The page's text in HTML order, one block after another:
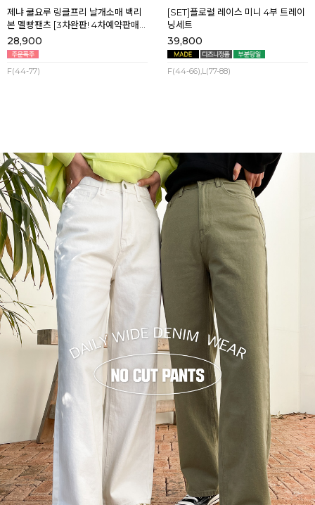
제냐 쿨요루 링클프리 날개소매 백리
본 멜빵팬츠 [3차완판! 4차예약판매]
[네이비] 8월셋째주 순차배송
28,900
F(44-77)
[SET]플로럴 레이스 미니 4부 트레이
닝세트
39,800
F(44-66),L(77-88)